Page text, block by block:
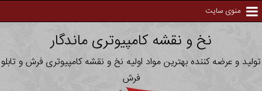
منوی سایت
نخ و نقشه کامپیوتری ماندگار
تولید و عرضه کننده بهترین مواد اولیه نخ و نقشه کامپیوتری فرش و تابلو
فرش